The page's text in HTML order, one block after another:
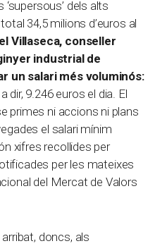
dels alts
34,5 milions d’euros al
Villaseca, conseller
industrial de
un salari més voluminós:
dir, 9.246 euros el dia. El
primes ni accions ni plans
el salari mínim
xifres recollides per
per les mateixes
del Mercat de Valors
doncs, als